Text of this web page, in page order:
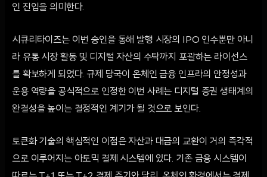
인 진입을 의미한다.
시큐리타이즈는 이번 승인을 통해 발행 시장의 IPO 인수뿐만 아니
라 유통 시장 활동 및 디지털 자산의 수탁까지 포괄하는 라이선스
를 확보하게 되었다. 규제 당국이 온체인 금융 인프라의 안정성과
운용 역량을 공식적으로 인정한 이번 사례는 디지털 증권 생태계의
완결성을 높이는 결정적인 계기가 될 것으로 보인다.
토큰화 기술의 핵심적인 이점은 자산과 대금의 교환이 거의 즉각적
으로 이루어지는 아토믹 결제 시스템에 있다. 기존 금융 시스템이